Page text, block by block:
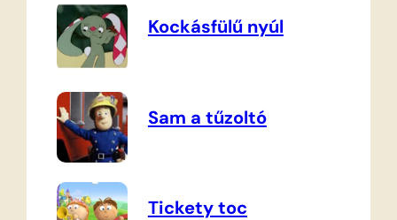
Kockásfülű nyúl
Sam a tűzoltó
Tickety toc